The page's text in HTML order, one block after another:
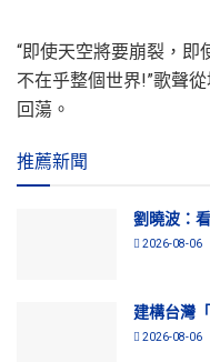
“即使天空將要崩裂，
不在乎整個世界!”歌聲
回蕩。
推薦新聞
劉曉波：
2026-08-06
建構台灣
2026-08-06